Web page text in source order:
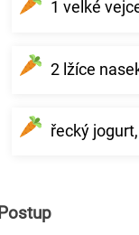
1 velké
2 lžíce
řecký
Postup